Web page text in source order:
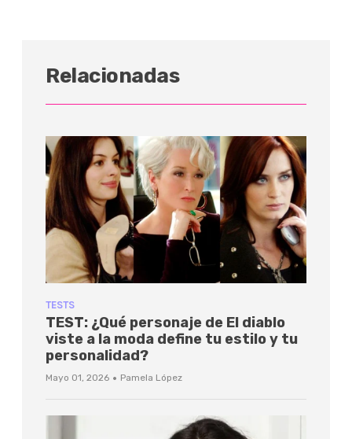
Relacionadas
TESTS
TEST: ¿Qué personaje de El diablo
viste a la moda define tu estilo y tu
personalidad?
Mayo 01, 2026 · Pamela López